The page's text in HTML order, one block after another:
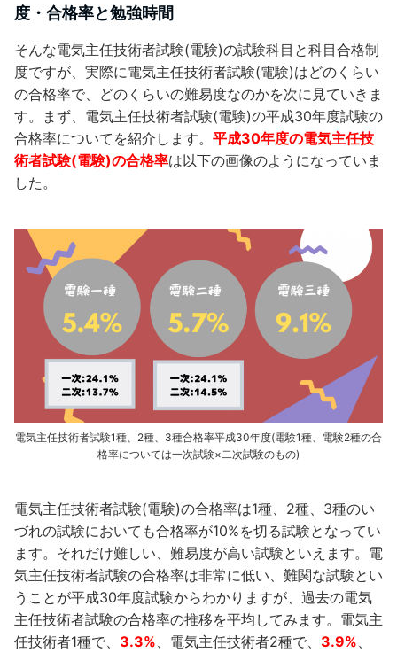
度・合格率と勉強時間
そんな電気主任技術者試験(電験)の試験科目と科目合格制
度ですが、実際に電気主任技術者試験(電験)はどのくらい
の合格率で、どのくらいの難易度なのかを次に見ていきま
す。まず、電気主任技術者試験(電験)の平成30年度試験の
合格率についてを紹介します。 平成30年度の電気主任技
術者試験(電験)の合格率は以下の画像のようになっていま
した。
電気主任技術者試験1種、2種、3種合格率平成30年度(電験1種、電験2種の合
格率については一次試験×二次試験のもの)
電気主任技術者試験(電験)の合格率は1種、2種、3種のい
づれの試験においても合格率が10%を切る試験となってい
ます。それだけ難しい、難易度が高い試験といえます。電
気主任技術者試験の合格率は非常に低い、難関な試験とい
うことが平成30年度試験からわかりますが、過去の電気
主任技術者試験の合格率の推移を平均してみます。電気主
任技術者1種で、 3.3% 、電気主任技術者2種で、 3.9%